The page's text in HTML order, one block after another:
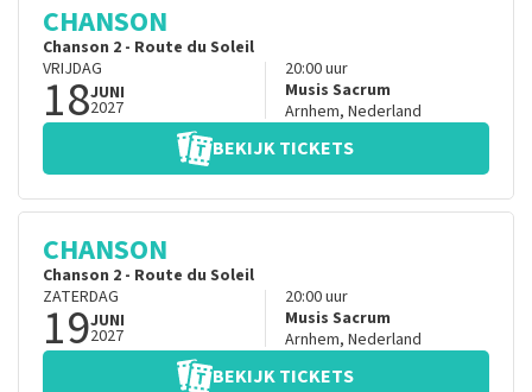
CHANSON
Chanson 2 - Route du Soleil
VRIJDAG
18JUNI
2027
20:00uur
Musis Sacrum
Arnhem, Nederland
BEKIJK TICKETS
CHANSON
Chanson 2 - Route du Soleil
ZATERDAG
19JUNI
2027
20:00uur
Musis Sacrum
Arnhem, Nederland
BEKIJK TICKETS